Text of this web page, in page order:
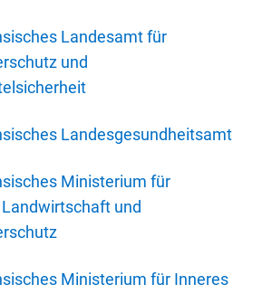
Landesamt für
und
Landesgesundheitsamt
Ministerium für
und
Ministerium für Inneres